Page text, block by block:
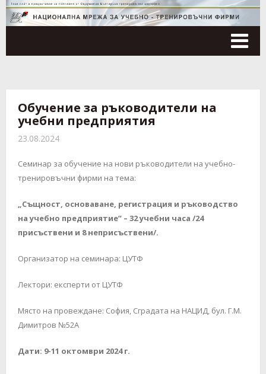
Обучение за ръководители на
учебни предприятия
23.08.2024
Семинар за обучение на нови ръководители на учебно-
тренировъчни фирми на тема:
„Същност, основаване, регистрация и ръководство
на учебно предприятие” – 32 учебни часа /24
присъствени и 8 неприсъствени/.
Организатор на семинара: ЦУТФ
Лектори: експерти от ЦУТФ
Място на провеждане: София, Сградата на НАЦИД, бул. Г.М.
Димитров №52А
Дати: 9-11 октомври 2024 г.